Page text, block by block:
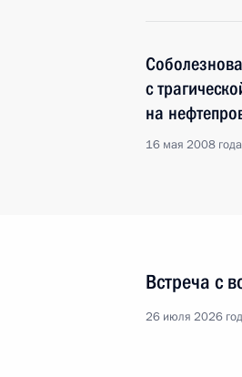
с
на
16 мая 2008
Встреча с
26 июля 2026